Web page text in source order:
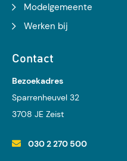
Modelgemeente
Werken bij
Contact
Bezoekadres
Sparrenheuvel 32
3708 JE Zeist
030 2 270 500